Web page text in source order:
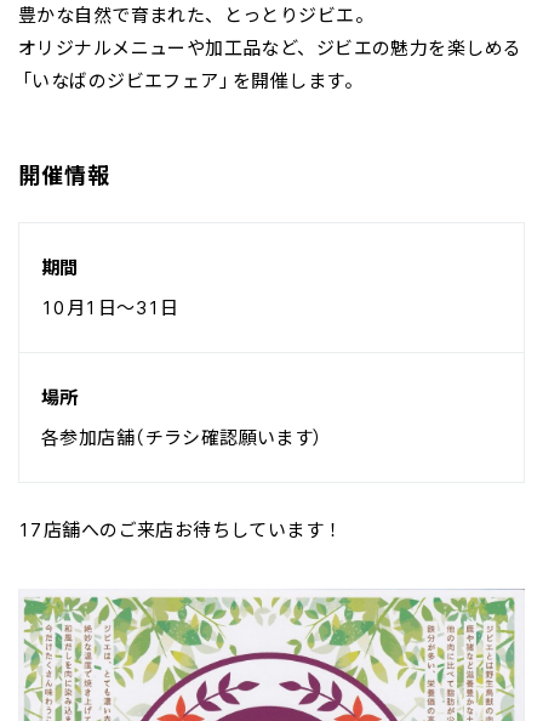
豊かな自然で育まれた、とっとりジビエ。
オリジナルメニューや加工品など、ジビエの魅力を楽しめる
「いなばのジビエフェア」を開催します。
開催情報
期間
10月1日～31日
場所
各参加店舗（チラシ確認願います）
17店舗へのご来店お待ちしています！